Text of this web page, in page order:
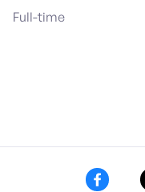
Full-time